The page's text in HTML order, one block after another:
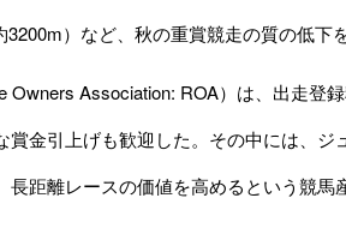
）など、秋の重賞競走の質の低下
Association: ROA）は、出走登
賞金引上げも歓迎した。その中には、
長距離レースの価値を高めるという競